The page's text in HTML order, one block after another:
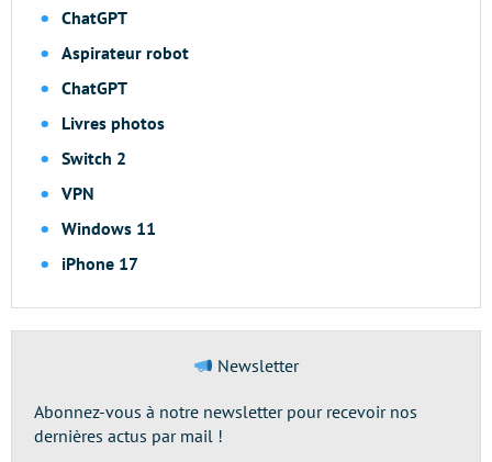
ChatGPT
Aspirateur robot
ChatGPT
Livres photos
Switch 2
VPN
Windows 11
iPhone 17
Newsletter
Abonnez-vous à notre newsletter pour recevoir nos
dernières actus par mail !